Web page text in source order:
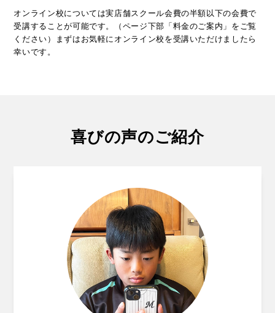
オンライン校については実店舗スクール会費の半額以下の会費で
受講することが可能です。（ページ下部「料金のご案内」をご覧
ください）まずはお気軽にオンライン校を受講いただけましたら
幸いです。
喜びの声のご紹介